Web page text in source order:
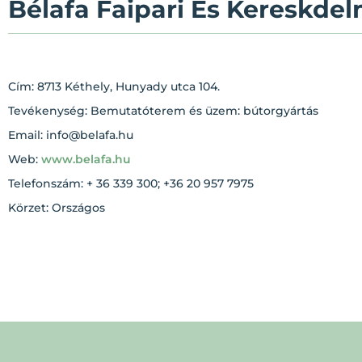
Bélafa Faipari És
Cím: 8713 Kéthely, Hunyady utca 104.
Tevékenység: Bemutatóterem és üzem: bútorgyártás
Email: info@belafa.hu
Web: www.belafa.hu
Telefonszám: + 36 339 300; +36 20 957 7975
Körzet: Országos